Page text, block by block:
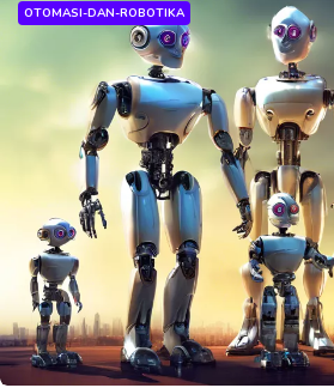
OTOMASI-DAN-ROBOTIKA